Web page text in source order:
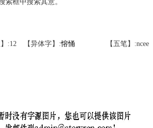
索框中搜索其意。
:12 【异体字】:愹悀 【五笔】:ncee